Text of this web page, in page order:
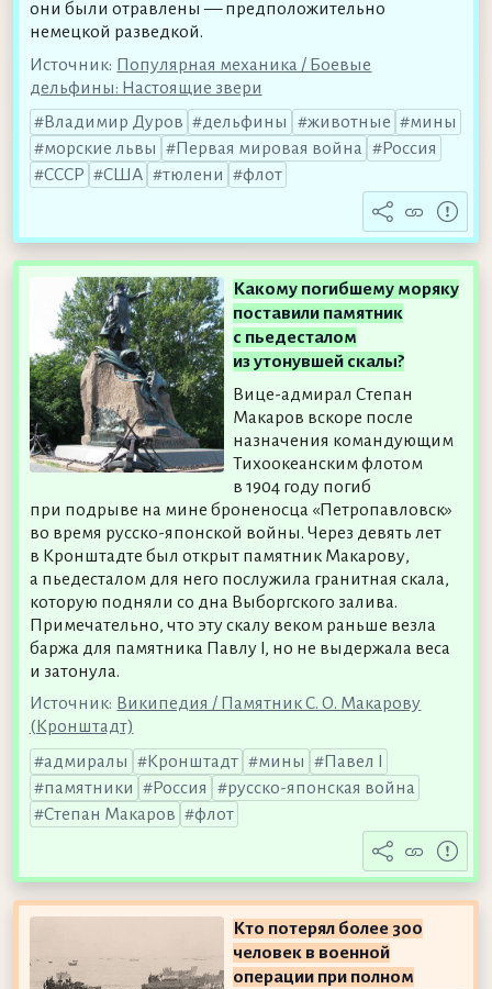
они были отравлены — предположительно
немецкой разведкой.
Источник: Популярная механика / Боевые
дельфины: Настоящие звери
Владимир Дуров
дельфины животные
мины
морские львы
Первая мировая война
Россия
СССР
США тюлени флот
Какому погибшему моряку
поставили памятник
с пьедесталом
из утонувшей скалы?
Вице-адмирал Степан
Макаров вскоре после
назначения командующим
Тихоокеанским флотом
в 1904 году погиб
при подрыве на мине броненосца «Петропавловск»
во время русско-японской войны. Через девять лет
в Кронштадте был открыт памятник Макарову,
а пьедесталом для него послужила гранитная скала,
которую подняли со дна Выборгского залива.
Примечательно, что эту скалу веком раньше везла
баржа для памятника Павлу I, но не выдержала веса
и затонула.
Источник: Википедия / Памятник С. О. Макарову
(Кронштадт)
адмиралы
Кронштадт мины
Павел I
памятники
Россия
русско-японская война
Степан Макаров
флот
Кто потерял более 300
человек в военной
операции при полном